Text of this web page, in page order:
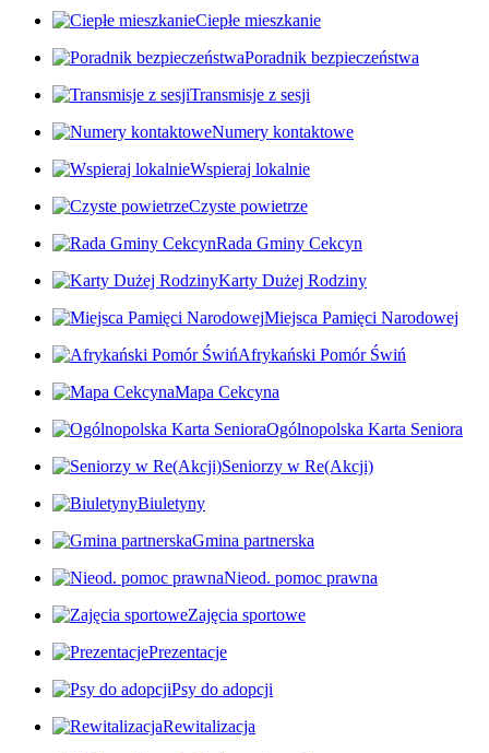
Ciepłe mieszkanie
Poradnik bezpieczeństwa
Transmisje z sesji
Numery kontaktowe
Wspieraj lokalnie
Czyste powietrze
Rada Gminy Cekcyn
Karty Dużej Rodziny
Miejsca Pamięci Narodowej
Afrykański Pomór Świń
Mapa Cekcyna
Ogólnopolska Karta Seniora
Seniorzy w Re(Akcji)
Biuletyny
Gmina partnerska
Nieod. pomoc prawna
Zajęcia sportowe
Prezentacje
Psy do adopcji
Rewitalizacja